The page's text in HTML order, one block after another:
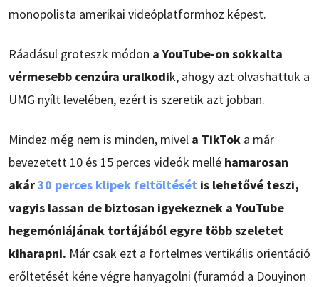
monopolista amerikai videóplatformhoz képest.
Ráadásul groteszk módon a YouTube-on sokkalta
vérmesebb cenzúra uralkodik, ahogy azt olvashattuk a
UMG nyílt levelében, ezért is szeretik azt jobban.
Mindez még nem is minden, mivel a TikTok a már
bevezetett 10 és 15 perces videók mellé hamarosan
akár30 perces klipek feltöltését is lehetővé teszi,
vagyis lassan de biztosan igyekeznek a YouTube
hegemóniájának tortájából egyre több szeletet
kiharapni. Már csak ezt a förtelmes vertikális orientáció
erőltetését kéne végre hanyagolni (furamód a Douyinon